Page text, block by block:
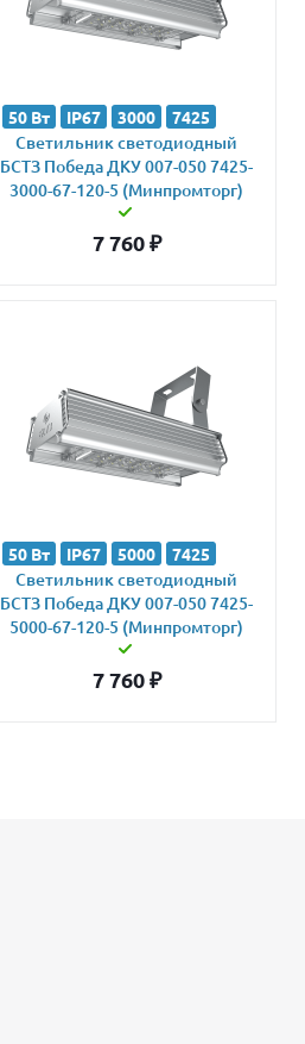
50 Вт IP67 3000 7425
Светильник светодиодный
БСТЗ Победа ДКУ 007-050 7425-
3000-67-120-5 (Минпромторг)
7 760₽
50 Вт IP67 5000 7425
Светильник светодиодный
БСТЗ Победа ДКУ 007-050 7425-
5000-67-120-5 (Минпромторг)
7 760₽